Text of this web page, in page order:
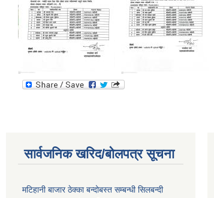
सार्वजनिक खरिद/बोलपत्र सूचना
मटिहानी बाजार ठेक्का बन्दोबस्त सम्बन्धी सिलबन्दी